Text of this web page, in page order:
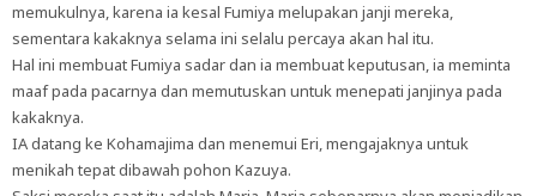
memukulnya, karena ia kesal Fumiya melupakan janji mereka,
sementara kakaknya selama ini selalu percaya akan hal itu.
Hal ini membuat Fumiya sadar dan ia membuat keputusan, ia meminta
maaf pada pacarnya dan memutuskan untuk menepati janjinya pada
kakaknya.
IA datang ke Kohamajima dan menemui Eri, mengajaknya untuk
menikah tepat dibawah pohon Kazuya.